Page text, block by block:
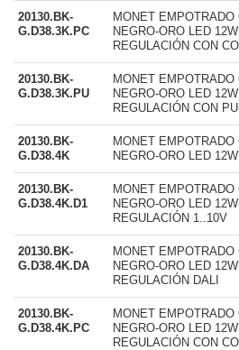
20130.BK-
G.D38.3K.PC
MONET EMPOTRADO
NEGRO-ORO LED
REGULACIÓN CON
20130.BK-
G.D38.3K.PU
MONET EMPOTRADO
NEGRO-ORO LED
REGULACIÓN CON
20130.BK-
G.D38.4K
MONET EMPOTRADO
NEGRO-ORO LED
20130.BK-
G.D38.4K.D1
MONET EMPOTRADO
NEGRO-ORO LED
REGULACIÓN 1..10V
20130.BK-
G.D38.4K.DA
MONET EMPOTRADO
NEGRO-ORO LED
REGULACIÓN DALI
20130.BK-
G.D38.4K.PC
MONET EMPOTRADO
NEGRO-ORO LED
REGULACIÓN CON